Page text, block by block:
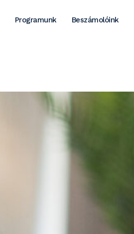
Programunk Beszámolóink